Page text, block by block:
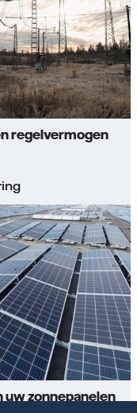
regelvermogen
uw zonnepanelen